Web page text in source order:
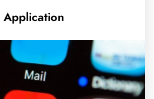
Application